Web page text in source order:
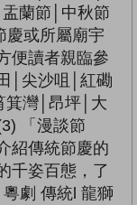
蘭節│中秋節
慶或所屬廟宇
便讀者親臨參
│尖沙咀│紅磡
箕灣│昂坪│大
「漫談節
紹傳統節慶的
千姿百態，了
劇 傳統l 龍獅